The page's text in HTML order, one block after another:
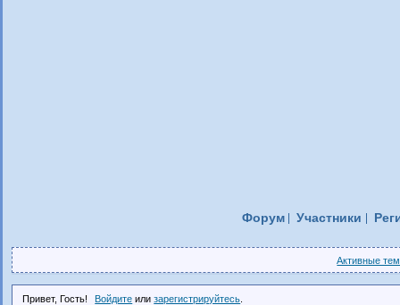
Форум Участники
Активные
Привет, Гость! Войдите илизарегистрируйтесь